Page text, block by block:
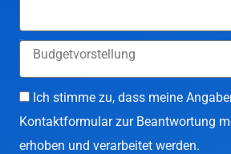
Ich stimme zu, dass meine
Kontaktformular zur Beantwortung
erhoben und verarbeitet werden.